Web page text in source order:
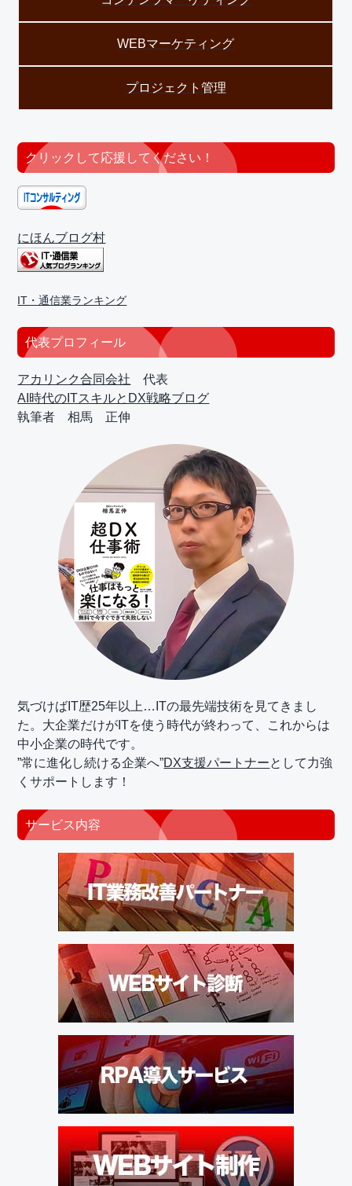
WEBマーケティング
プロジェクト管理
クリックして応援してください！
にほんブログ村
IT・通信業ランキング
代表プロフィール
アカリンク合同会社 代表
AI時代のITスキルとDX戦略ブログ
執筆者 相馬 正伸
気づけばIT歴25年以上…ITの最先端技術を見てきまし
た。大企業だけがITを使う時代が終わって、これからは
中小企業の時代です。
”常に進化し続ける企業へ”DX支援パートナーとして力強
くサポートします！
サービス内容